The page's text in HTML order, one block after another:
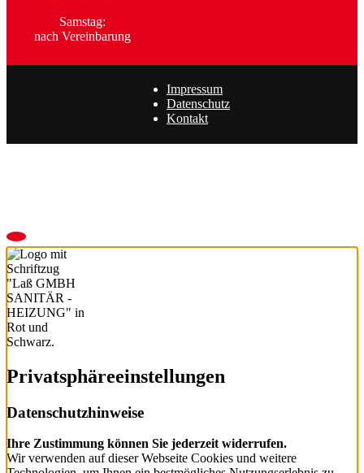
Samstag:
nach Vereinbarung
Impressum
Datenschutz
Kontakt
Privatsphäre­einstellungen
Datenschutzhinweise
Ihre Zustimmung können Sie jederzeit widerrufen.
Wir verwenden auf dieser Webseite Cookies und weitere